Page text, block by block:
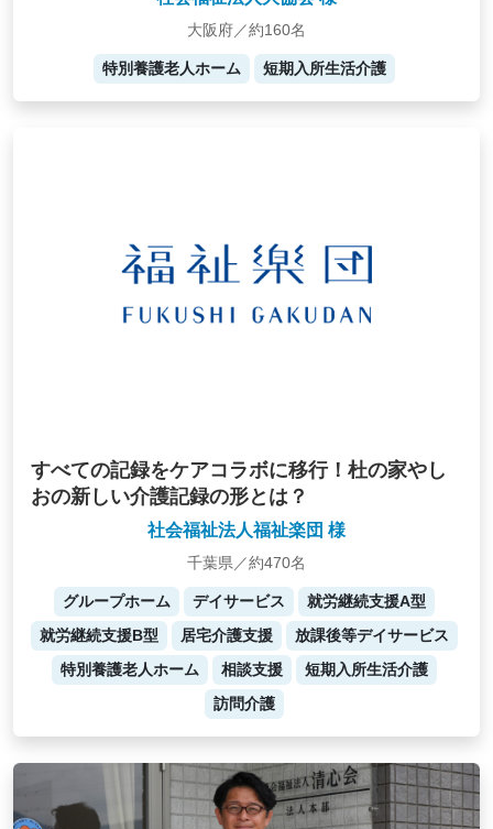
大阪府／約160名
特別養護老人ホーム 短期入所生活介護
すべての記録をケアコラボに移行！杜の家やし
おの新しい介護記録の形とは？
社会福祉法人福祉楽団 様
千葉県／約470名
グループホーム デイサービス
就労継続支援A型
就労継続支援B型
居宅介護支援
放課後等デイサービス
特別養護老人ホーム
相談支援
短期入所生活介護
訪問介護